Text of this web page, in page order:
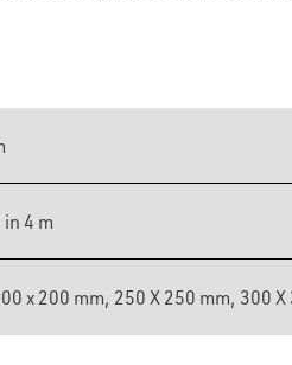
in 4 m
x 200 mm, 250 X 250 mm, 300